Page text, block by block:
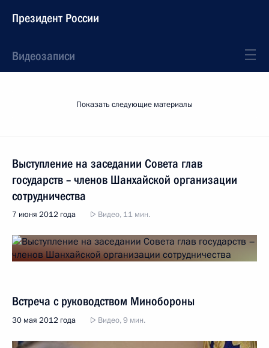
Президент России
Видеозаписи
Показать следующие материалы
Выступление на заседании Совета глав
государств – членов Шанхайской организации
сотрудничества
7 июня 2012 года Видео, 11 мин.
Встреча с руководством Минобороны
30 мая 2012 года Видео, 9 мин.